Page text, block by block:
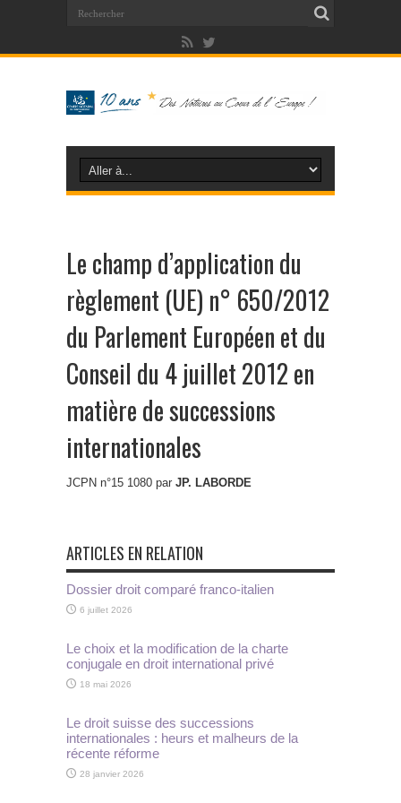
Le champ d’application du
règlement (UE) n° 650/2012
du Parlement Européen et du
Conseil du 4 juillet 2012 en
matière de successions
internationales
JCPN n°15 1080 par JP. LABORDE
ARTICLES EN RELATION
Dossier droit comparé franco-italien
6 juillet 2026
Le choix et la modification de la charte
conjugale en droit international privé
18 mai 2026
Le droit suisse des successions
internationales : heurs et malheurs de la
récente réforme
28 janvier 2026